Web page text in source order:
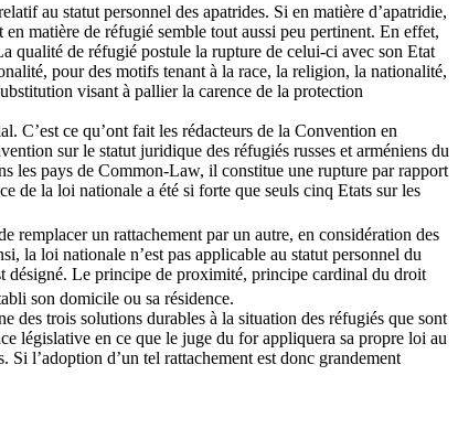
au statut personnel des apatrides. Si en matière d’apatridie,
matière de réfugié semble tout aussi peu pertinent. En effet,
qualité de réfugié postule la rupture de celui-ci avec son Etat
pour des motifs tenant à la race, la religion, la nationalité,
visant à pallier la carence de la protection
C’est ce qu’ont fait les rédacteurs de la Convention en
sur le statut juridique des réfugiés russes et arméniens du
les pays de Common-Law, il constitue une rupture par rapport
de la loi nationale a été si forte que seuls cinq Etats sur les
remplacer un rattachement par un autre, en considération des
la loi nationale n’est pas applicable au statut personnel du
désigné. Le principe de proximité, principe cardinal du droit
son domicile ou sa résidence.
des trois solutions durables à la situation des réfugiés que sont
législative en ce que le juge du for appliquera sa propre loi au
l’adoption d’un tel rattachement est donc grandement